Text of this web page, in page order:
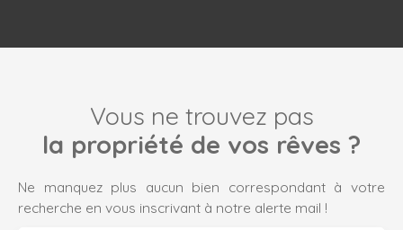
Vous ne trouvez pas
la propriété de vos rêves ?
Ne manquez plus aucun bien correspondant à votre
recherche en vous inscrivant à notre alerte mail !